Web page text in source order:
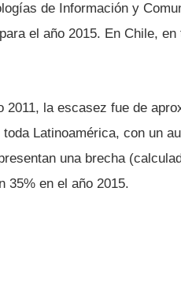
de Información y
el año 2015. En Chile,
2011, la escasez fue de
toda Latinoamérica, con un
una brecha
35% en el año 2015.